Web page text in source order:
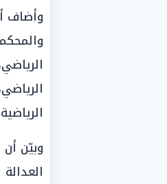
وأضاف
وبيّن